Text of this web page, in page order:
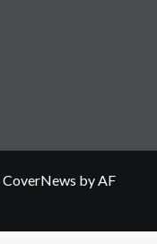
CoverNews by AF